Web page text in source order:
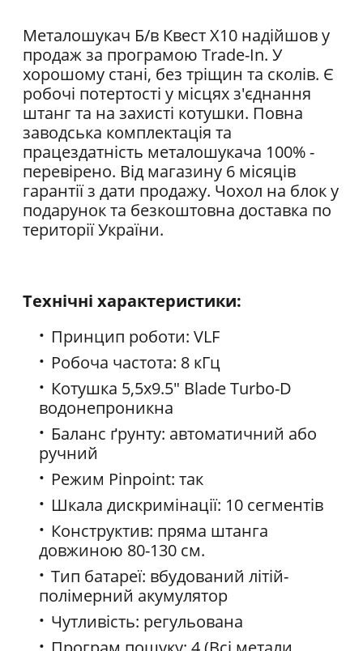
Металошукач Б/в Квест Х10 надійшов у
продаж за програмою Trade-In. У
хорошому стані, без тріщин та сколів. Є
робочі потертості у місцях з'єднання
штанг та на захисті котушки. Повна
заводська комплектація та
працездатність металошукача 100% -
перевірено. Від магазину 6 місяців
гарантії з дати продажу. Чохол на блок у
подарунок та безкоштовна доставка по
території України.
Технічні характеристики:
Принцип роботи: VLF
Робоча частота: 8 кГц
Котушка 5,5х9.5" Blade Turbo-D
водонепроникна
Баланс ґрунту: автоматичний або
ручний
Режим Pinpoint: так
Шкала дискримінації: 10 сегментів
Конструктив: пряма штанга
довжиною 80-130 см.
Тип батареї: вбудований літій-
полімерний акумулятор
Чутливість: регульована